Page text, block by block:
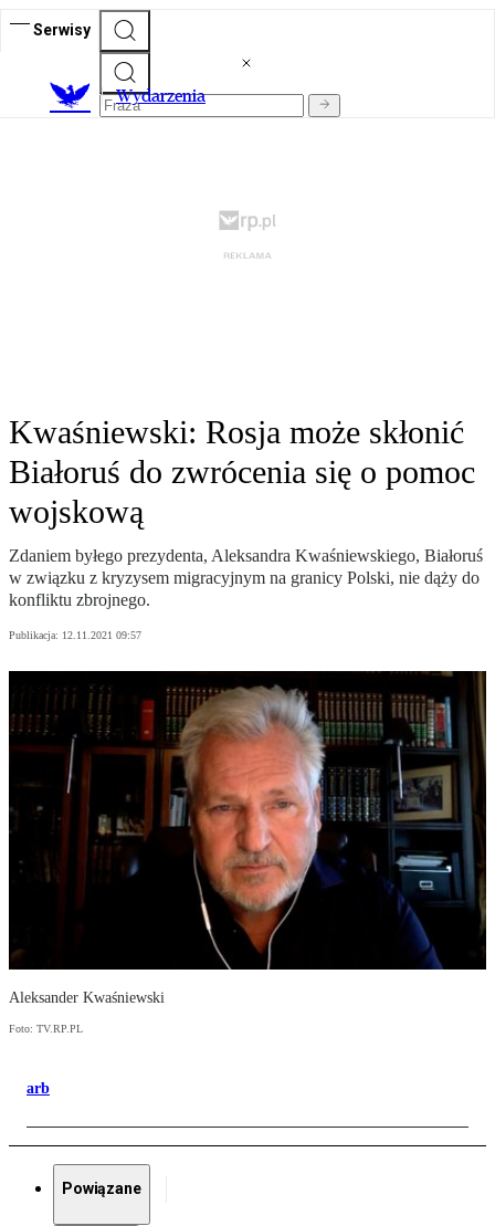
Serwisy
Wydarzenia
Kwaśniewski: Rosja może skłonić
Białoruś do zwrócenia się o pomoc
wojskową
Zdaniem byłego prezydenta, Aleksandra Kwaśniewskiego, Białoruś
w związku z kryzysem migracyjnym na granicy Polski, nie dąży do
konfliktu zbrojnego.
Publikacja: 12.11.2021 09:57
Aleksander Kwaśniewski
Foto: TV.RP.PL
arb
Powiązane